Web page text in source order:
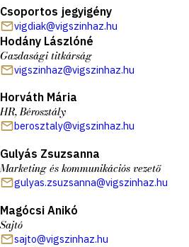
Csoportos jegyigény
vigdiak@vigszinhaz.hu
Hodány Lászlóné
Gazdasági titkárság
vigszinhaz@vigszinhaz.hu
Horváth Mária
HR, Bérosztály
berosztaly@vigszinhaz.hu
Gulyás Zsuzsanna
Marketing és kommunikációs vezető
gulyas.zsuzsanna@vigszinhaz.hu
Magócsi Anikó
Sajtó
sajto@vigszinhaz.hu